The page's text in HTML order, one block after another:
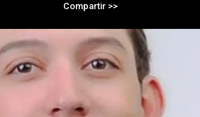
Compartir >>